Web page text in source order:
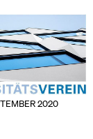
2020